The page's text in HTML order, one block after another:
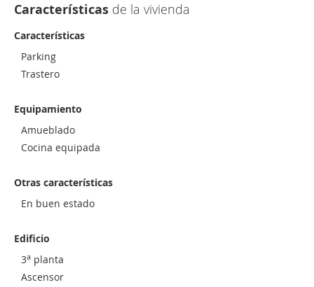
Características de la vivienda
Características
Parking
Trastero
Equipamiento
Amueblado
Cocina equipada
Otras características
En buen estado
Edificio
3a planta
Ascensor